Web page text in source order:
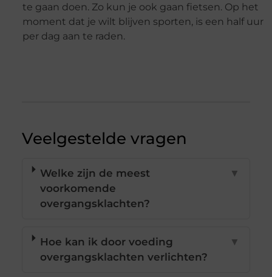
te gaan doen. Zo kun je ook gaan fietsen. Op het
moment dat je wilt blijven sporten, is een half uur
per dag aan te raden.
Veelgestelde vragen
Welke zijn de meest
voorkomende
overgangsklachten?
▼
Hoe kan ik door voeding
overgangsklachten verlichten?
▼